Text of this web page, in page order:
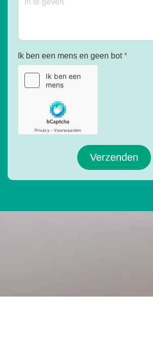
Ik ben een mens en geen bot*
Verzenden